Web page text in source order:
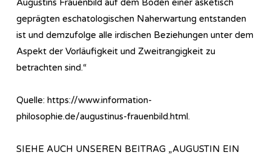
Augustins Frauenbild auf dem Boden einer asketisch
geprägten eschatologischen Naherwartung entstanden
ist und demzufolge alle irdischen Beziehungen unter dem
Aspekt der Vorläufigkeit und Zweitrangigkeit zu
betrachten sind.“
Quelle: https://www.information-
philosophie.de/augustinus-frauenbild.html.
SIEHE AUCH UNSEREN BEITRAG „AUGUSTIN EIN